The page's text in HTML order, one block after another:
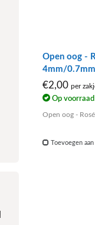
Open oog -
4mm/0.7mm
€2,00 per
Op voorraad
Open oog -
Toevoegen